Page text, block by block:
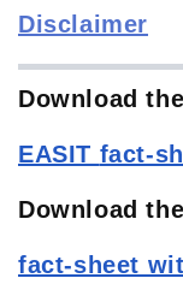
Disclaimer
Download the
EASIT fact-
Download the
fact-sheet